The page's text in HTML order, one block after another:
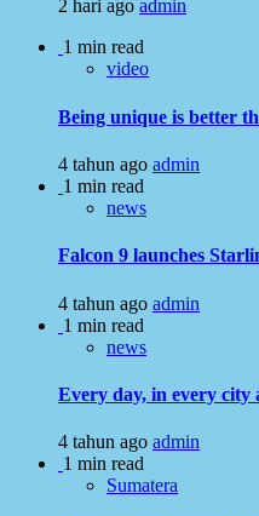
2 hari ago admin
1 min read
video
Being unique is better
4 tahun ago admin
1 min read
news
Falcon 9 launches
4 tahun ago admin
1 min read
news
Every day, in every city
4 tahun ago admin
1 min read
Sumatera